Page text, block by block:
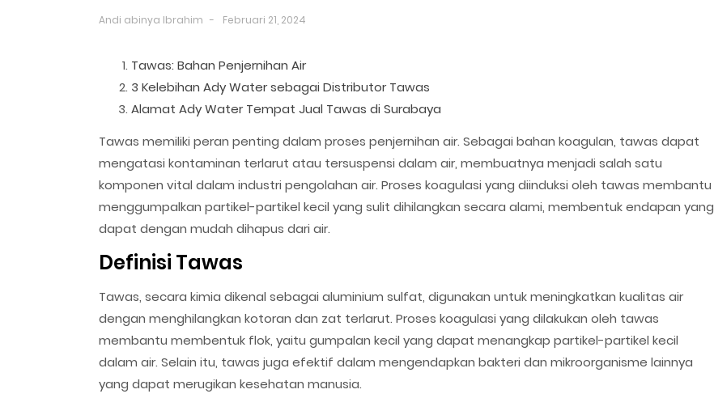
Andi abinya Ibrahim Februari 21, 2024
Tawas: Bahan Penjernihan Air
3 Kelebihan Ady Water sebagai Distributor Tawas
Alamat Ady Water Tempat Jual Tawas di Surabaya
Tawas memiliki peran penting dalam proses penjernihan air. Sebagai bahan koagulan, tawas dapat
mengatasi kontaminan terlarut atau tersuspensi dalam air, membuatnya menjadi salah satu
komponen vital dalam industri pengolahan air. Proses koagulasi yang diinduksi oleh tawas membantu
menggumpalkan partikel-partikel kecil yang sulit dihilangkan secara alami, membentuk endapan yang
dapat dengan mudah dihapus dari air.
Definisi Tawas
Tawas, secara kimia dikenal sebagai aluminium sulfat, digunakan untuk meningkatkan kualitas air
dengan menghilangkan kotoran dan zat terlarut. Proses koagulasi yang dilakukan oleh tawas
membantu membentuk flok, yaitu gumpalan kecil yang dapat menangkap partikel-partikel kecil
dalam air. Selain itu, tawas juga efektif dalam mengendapkan bakteri dan mikroorganisme lainnya
yang dapat merugikan kesehatan manusia.